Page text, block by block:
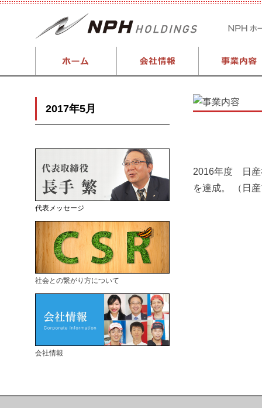
2016年度 日産
を達成。 （日
2017年5月
代表メッセージ
社会との繋がり方について
会社情報